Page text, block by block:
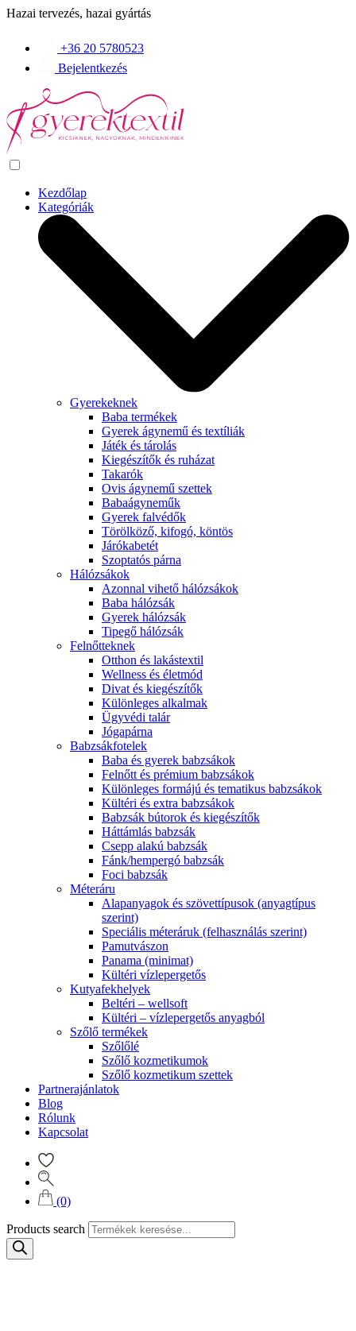
Hazai tervezés, hazai gyártás
+36 20 5780523
Bejelentkezés
Kezdőlap
Kategóriák
Gyerekeknek
Baba termékek
Gyerek ágynemű és textíliák
Játék és tárolás
Kiegészítők és ruházat
Takarók
Ovis ágynemű szettek
Babaágyneműk
Gyerek falvédők
Törölköző, kifogó, köntös
Járókabetét
Szoptatós párna
Hálózsákok
Azonnal vihető hálózsákok
Baba hálózsák
Gyerek hálózsák
Tipegő hálózsák
Felnőtteknek
Otthon és lakástextil
Wellness és életmód
Divat és kiegészítők
Különleges alkalmak
Ügyvédi talár
Jógapárna
Babzsákfotelek
Baba és gyerek babzsákok
Felnőtt és prémium babzsákok
Különleges formájú és tematikus babzsákok
Kültéri és extra babzsákok
Babzsák bútorok és kiegészítők
Háttámlás babzsák
Csepp alakú babzsák
Fánk/hempergó babzsák
Foci babzsák
Méteráru
Alapanyagok és szövettípusok (anyagtípus
szerint)
Speciális méteráruk (felhasználás szerint)
Pamutvászon
Panama (minimat)
Kültéri vízlepergetős
Kutyafekhelyek
Beltéri – wellsoft
Kültéri – vízlepergetős anyagból
Szőlő termékek
Szőlőlé
Szőlő kozmetikumok
Szőlő kozmetikum szettek
Partnerajánlatok
Blog
Rólunk
Kapcsolat
(0)
Products search